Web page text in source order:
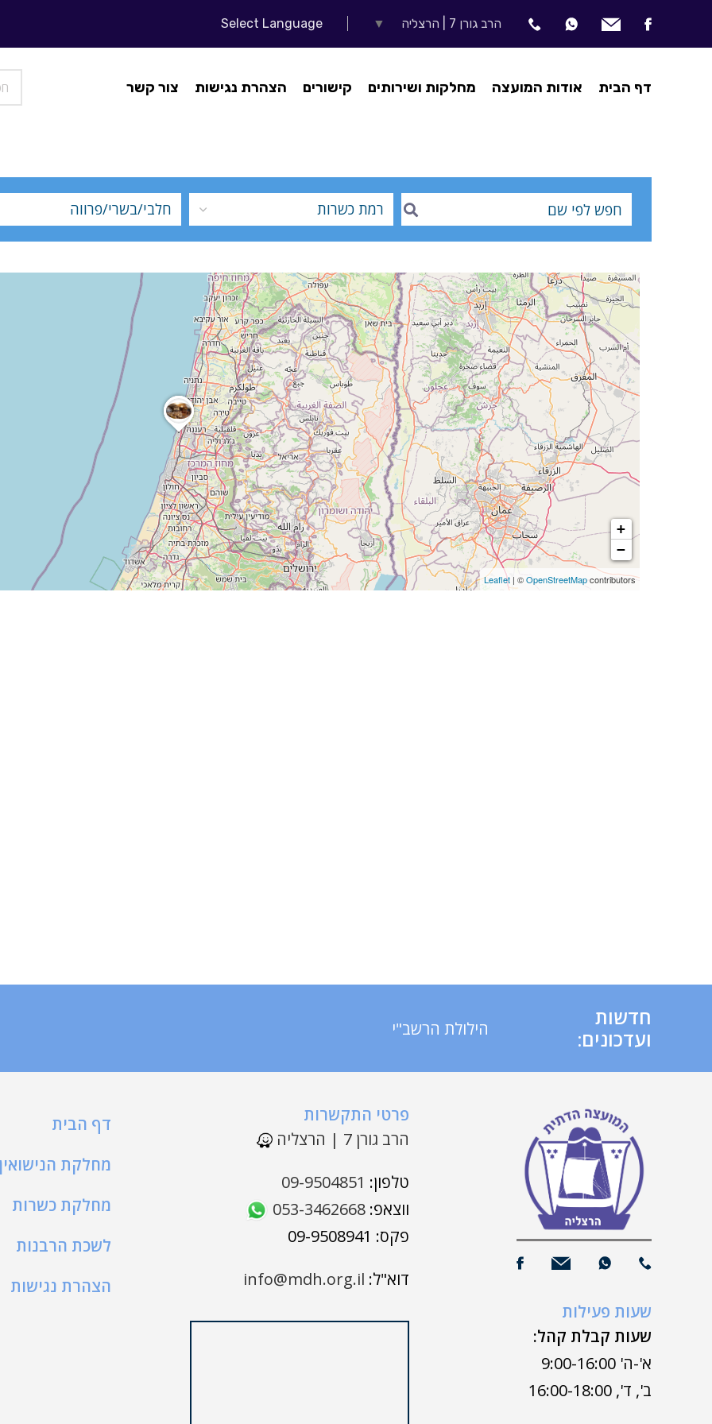
הרב גורן 7 | הרצליה Select Language ▼
דף הבית אודות המועצה מחלקות ושירותים קישורים הצהרת נגישות צור קשר
+
−
Leaflet | ©OpenStreetMapcontributors
חדשות
ועדכונים:
הילולת הרשב"י
דף הבית
מחלקת הנישואין
מחלקת כשרות
לשכת הרבנות
הצהרת נגישות
פרטי התקשרות
הרב גורן 7 | הרצליה
טלפון: 09-9504851
ווצאפ:053-3462668
פקס: 09-9508941
דוא"ל: info@mdh.org.il
שעות פעילות
שעות קבלת קהל:
א'-ה' 9:00-16:00
ב', ד', 16:00-18:00